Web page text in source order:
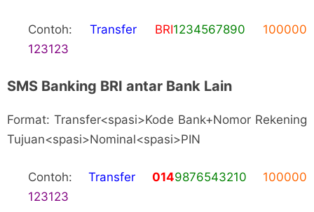
Contoh:Transfer BRI1234567890
100000
123123
SMS Banking BRI antar Bank Lain
Format: Transfer<spasi>Kode Bank+Nomor Rekening
Tujuan<spasi>Nominal<spasi>PIN
Contoh:Transfer 0149876543210
100000
123123